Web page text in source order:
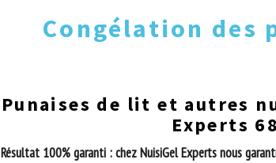
Congélation des
Punaises de lit et autres
Experts
Résultat 100% garanti : chez NuisiGel Experts nous